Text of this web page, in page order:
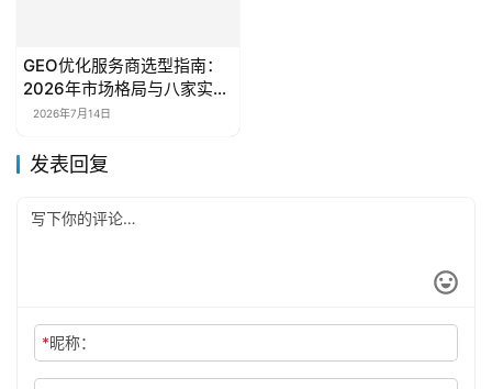
GEO优化服务商选型指南：
机构深度测评
2026年7月14日
*昵称：